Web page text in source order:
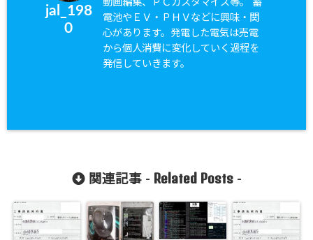
jal_198
0
動画編集、ＰＣカスタマイズ等。 蓄
電池やＥＶ・ＰＨＶなどに興味・関
心があります。発電した電気は売電
から個人消費に変化していく過程を
発信していきます。
関連記事 - Related Posts-